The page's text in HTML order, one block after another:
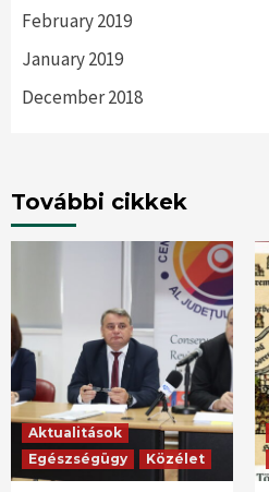
February 2019
January 2019
December 2018
További cikkek
Aktualitások
Egészségügy
Közélet